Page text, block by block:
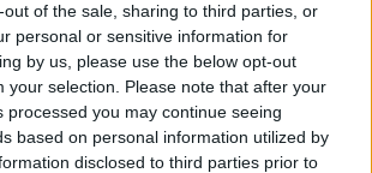
out of the sale, sharing to third parties, or
personal or sensitive information for
by us, please use the below opt-out
your selection. Please note that after your
processed you may continue seeing
based on personal information utilized by
disclosed to third parties prior to
10 km skate:
IFK Mora SK,
Falun Borlänge SK,
IFK Mora SK,